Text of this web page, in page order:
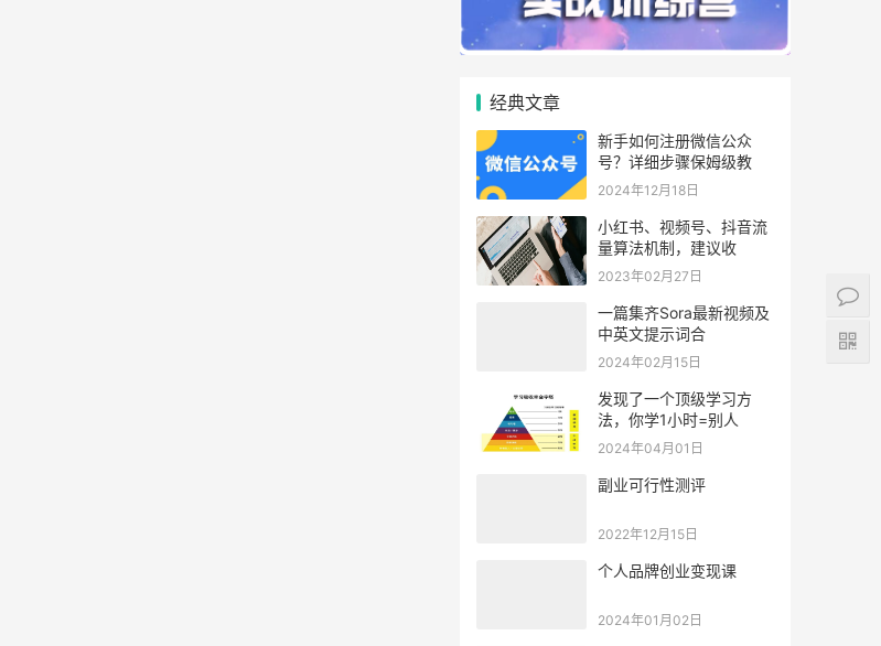
经典文章
新手如何注册微信公众
号？详细步骤保姆级教
2024年12月18日
小红书、视频号、抖音流
量算法机制，建议收
2023年02月27日
一篇集齐Sora最新视频及
中英文提示词合
2024年02月15日
发现了一个顶级学习方
法，你学1小时=别人
2024年04月01日
副业可行性测评
2022年12月15日
个人品牌创业变现课
2024年01月02日